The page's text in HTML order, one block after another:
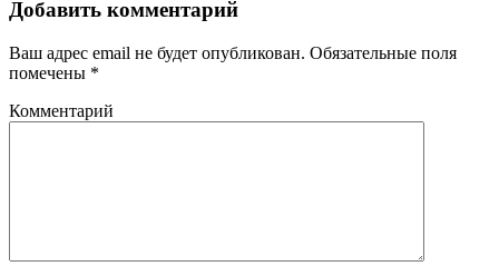
Добавить комментарий
Ваш адрес email не будет опубликован. Обязательные поля
помечены *
Комментарий